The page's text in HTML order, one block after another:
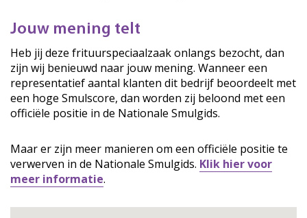
Jouw mening telt
Heb jij deze frituurspeciaalzaak onlangs bezocht, dan
zijn wij benieuwd naar jouw mening. Wanneer een
representatief aantal klanten dit bedrijf beoordeelt met
een hoge Smulscore, dan worden zij beloond met een
officiële positie in de Nationale Smulgids.
Maar er zijn meer manieren om een officiële positie te
verwerven in de Nationale Smulgids. Klik hier voor
meer informatie.